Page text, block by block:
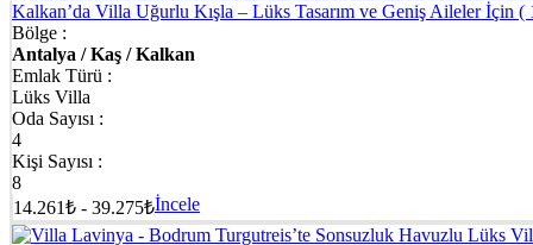
Kalkan’da Villa Uğurlu Kışla – Lüks Tasarım ve Geniş Aileler İçin (
Bölge :
Antalya / Kaş / Kalkan
Emlak Türü :
Lüks Villa
Oda Sayısı :
4
Kişi Sayısı :
8
14.261₺ - 39.275₺İncele